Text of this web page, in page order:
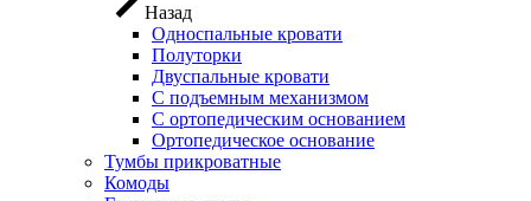
Назад
Односпальные кровати
Полуторки
Двуспальные кровати
С подъемным механизмом
С ортопедическим основанием
Ортопедическое основание
Тумбы прикроватные
Комоды